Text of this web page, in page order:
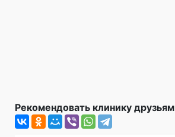
Рекомендовать клинику друзьям